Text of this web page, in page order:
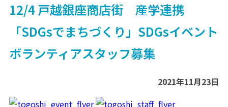
12/4 戸越銀座商店街 産学連携
「SDGsでまちづくり」SDGsイベント
ボランティアスタッフ募集
2021年11月23日